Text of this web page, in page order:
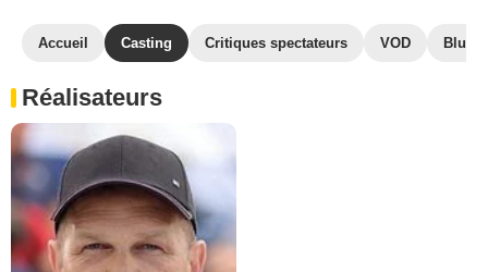
Accueil Casting Critiques spectateurs VOD Blu-
Réalisateurs